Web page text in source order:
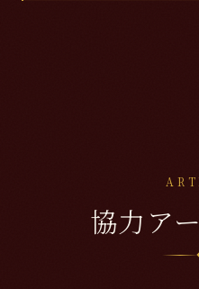
協力ア